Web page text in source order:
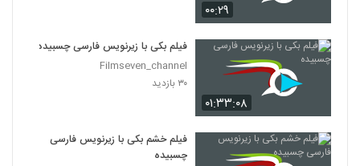
۰۰:۲۹
۰۱:۳۳:۰۸
فیلم بکی با زیرنویس فارسی چسبیده
Filmseven_channel
۳۰ بازدید
فیلم خشم بکی با زیرنویس فارسی
چسبیده